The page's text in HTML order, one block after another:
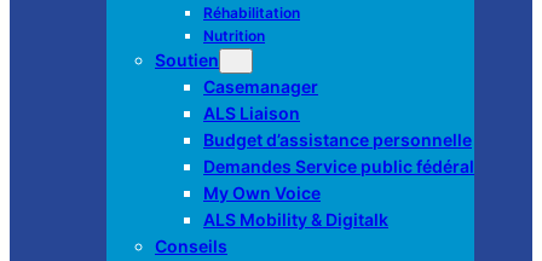
Réhabilitation
Nutrition
Soutien
Casemanager
ALS Liaison
Budget d’assistance personnelle
Demandes Service public fédéral
My Own Voice
ALS Mobility & Digitalk
Conseils